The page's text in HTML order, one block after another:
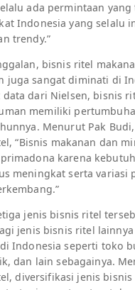
ada permintaan
Indonesia yang selalu
trendy.”
bisnis ritel
juga sangat diminati di
dari Nielsen, bisnis
memiliki
Menurut Pak
“Bisnis makanan dan
karena
meningkat serta variasi
jenis bisnis ritel
jenis bisnis ritel
Indonesia seperti toko
dan lain sebagainya.
diversifikasi jenis